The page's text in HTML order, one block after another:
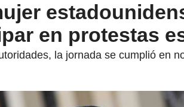
en protestas
la jornada se cumplió en